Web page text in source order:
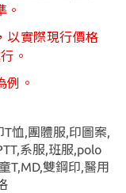
。
以實際現行價格
。
例。